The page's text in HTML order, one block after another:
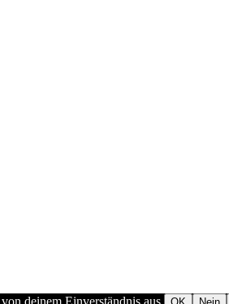
deinem Einverständnis aus.